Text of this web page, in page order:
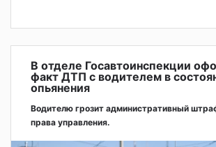
В отделе Госавтоинспекции
факт ДТП с водителем в
опьянения
Водителю грозит административный
права управления.